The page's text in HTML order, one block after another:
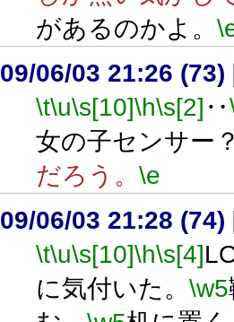
があるのかよ。
09/06/03 21:26 (73)
\t\u\s[10]\h\s[2] ‥
女の子センサー
だろう。 \e
09/06/03 21:28 (74)
\t\u\s[10]\h\s[4]
に気付いた。 \w5